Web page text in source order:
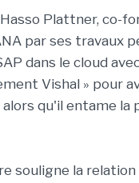
Plattner, co-
par ses travaux
dans le cloud
Vishal » pour
qu'il entame
souligne la